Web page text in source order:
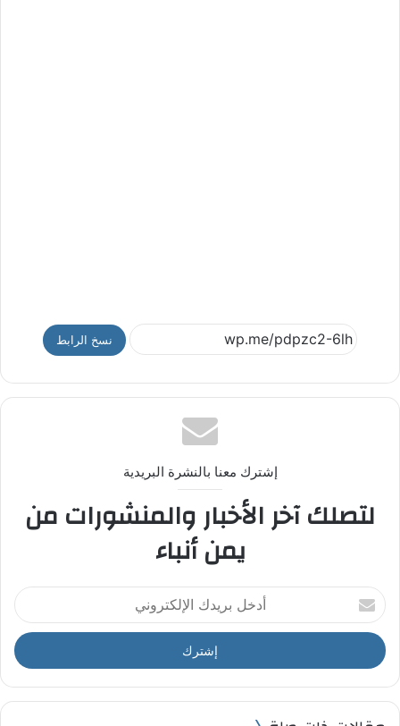
نسخ الرابط
إشترك معنا بالنشرة البريدية
لتصلك آخر الأخبار والمنشورات من
يمن أنباء
أ
د
خ
ل
ر